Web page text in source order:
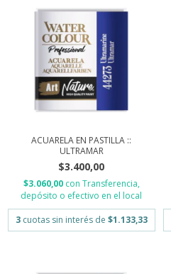
ACUARELA EN PASTILLA ::
ULTRAMAR
$3.400,00
$3.060,00 con Transferencia,
depósito o efectivo en el local
3 cuotas sin interés de $1.133,33